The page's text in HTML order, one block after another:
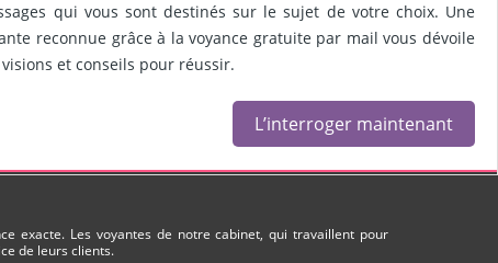
qui vous sont destinés sur le sujet de votre choix. Une
reconnue grâce à la voyance gratuite par mail vous dévoile
visions et conseils pour réussir.
L’interroger maintenant
exacte. Les voyantes de notre cabinet, qui travaillent pour
de leurs clients.